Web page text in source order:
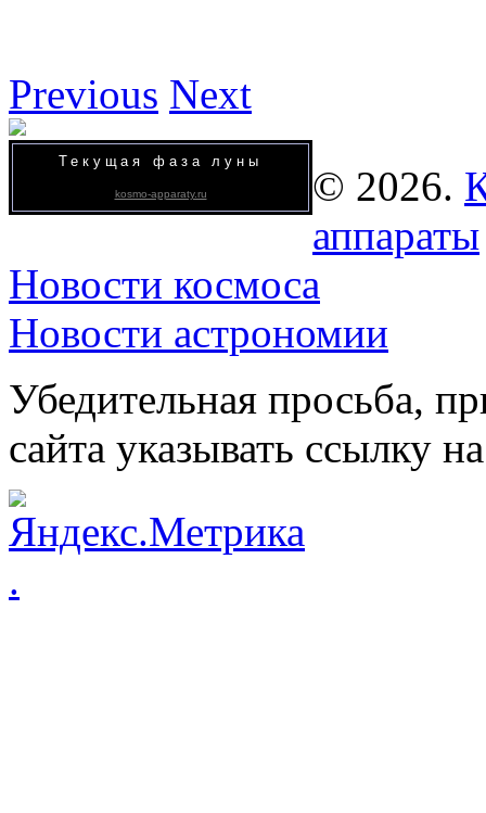
Previous Next
Текущая фаза луны
kosmo-apparaty.ru © 2026.
аппараты
Новости космоса
Новости астрономии
Убедительная просьба,
сайта указывать ссылку
.